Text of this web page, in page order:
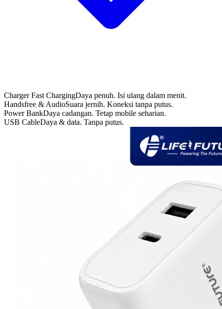
Charger Fast ChargingDaya penuh. Isi ulang dalam menit.
Handsfree & AudioSuara jernih. Koneksi tanpa putus.
Power BankDaya cadangan. Tetap mobile seharian.
USB CableDaya & data. Tanpa putus.